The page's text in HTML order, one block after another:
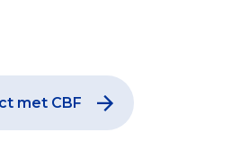
met CBF